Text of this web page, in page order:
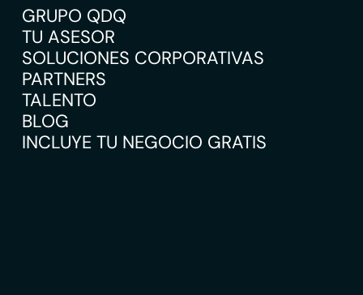
GRUPO QDQ
TU ASESOR
SOLUCIONES CORPORATIVAS
PARTNERS
TALENTO
BLOG
INCLUYE TU NEGOCIO GRATIS